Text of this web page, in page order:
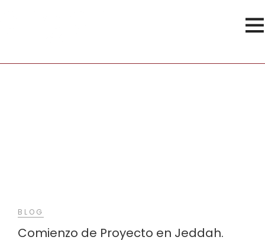
BLOG
Comienzo de Proyecto en Jeddah.